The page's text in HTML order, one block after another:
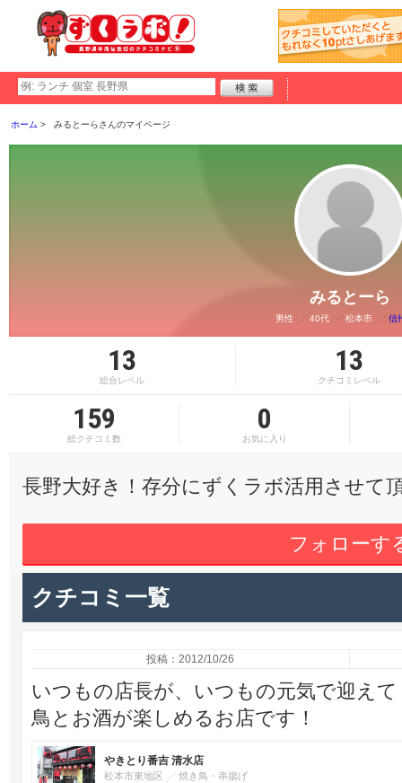
ホーム みるとーらさんのマイページ
みるとーら
男性 40代 松本市 信
13
総合レベル
13
クチコミレベル
159
総クチコミ数
0
お気に入り
長野大好き！存分にずくラボ活用させて
フォローす
クチコミ一覧
投稿：2012/10/26
いつもの店長が、いつもの元気で迎え
鳥とお酒が楽しめるお店です！
やきとり番吉 清水店
松本市東地区 焼き鳥・串揚げ